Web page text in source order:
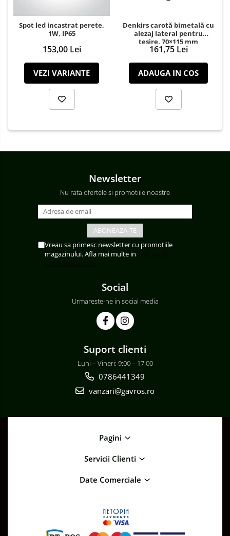
Spot led incastrat perete,
1W, IP65
153,00 Lei
VEZI VARIANTE
Denkirs carotă bimetală cu
alezaj lateral pentru
teșire, 70×115 mm
161,75 Lei
ADAUGA IN COS
Newsletter
Nu rata ofertele si promotiile noastre
Vreau sa primesc newsletter cu promotiile
magazinului. Afla mai multe in
Social
Urmareste-ne in social media
Suport clienti
Luni – Vineri: 9:00 – 17:00
0786441349
vanzari@gavros.ro
Pagini
Servicii Clienti
Date Comerciale